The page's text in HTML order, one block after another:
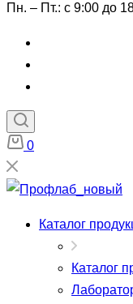
Пн. – Пт.: с 9:00 до
0
Каталог
Каталог